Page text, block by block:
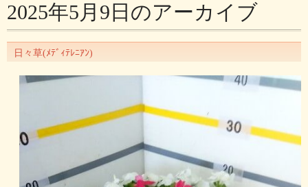
2025年5月9日 のアーカイブ
日々草(ﾒﾃﾞｨﾃﾚﾆｱﾝ)